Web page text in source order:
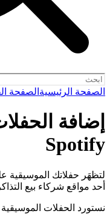
الصفحة الرئيسية الصفحة
إضافة
Spotify
أحد مواقع شركاء بيع
نستورد الحفلات الموسيقية